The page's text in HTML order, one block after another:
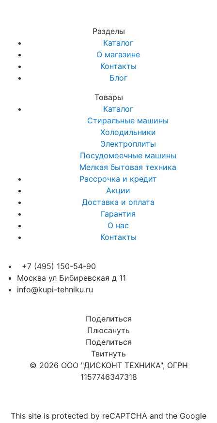
Разделы
Каталог
О магазине
Контакты
Блог
Товары
Каталог
Стиральные машины
Холодильники
Электроплиты
Посудомоечные машины
Мелкая бытовая техника
Рассрочка и кредит
Акции
Доставка и оплата
Гарантия
О нас
Контакты
+7 (495) 150-54-90
Москва ул Бибиревская д 11
info@kupi-tehniku.ru
Поделиться
Плюсануть
Поделиться
Твитнуть
© 2026 ООО "ДИСКОНТ ТЕХНИКА", ОГРН
1157746347318
This site is protected by reCAPTCHA and the Google